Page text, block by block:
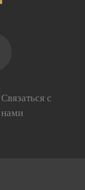
Связаться с
нами